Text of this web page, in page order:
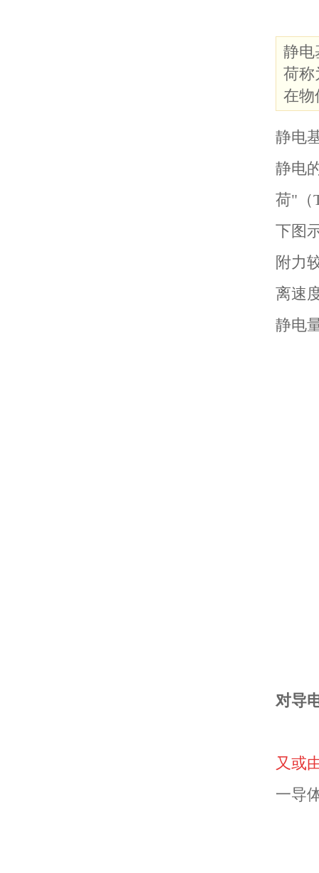
静电
荷称
在物
静电
静电
荷"（
下图
附力
离速
静电
对导
又或
一导